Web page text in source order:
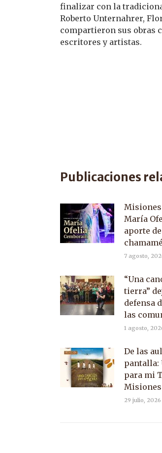
finalizar con la
Roberto Unternahrer,
compartieron sus obras
escritores y artistas.
Publicaciones
Misiones
María
aporte
chamamé
7 agosto,
“Una
tierra”
defensa
las
1 agosto,
De las
pantalla:
para mi
Misiones
29 julio, 2026